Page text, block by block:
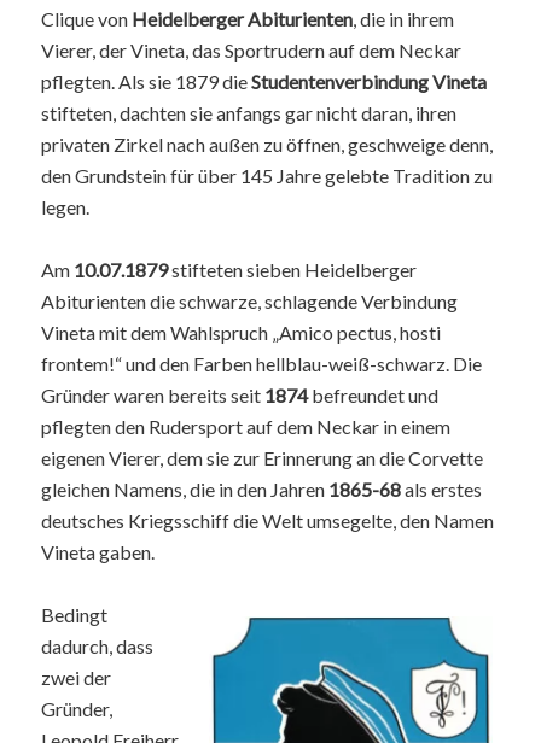
Clique von Heidelberger Abiturienten , die in ihrem
Vierer, der Vineta, das Sportrudern auf dem Neckar
pflegten. Als sie 1879 dieStudentenverbindung Vineta
stifteten, dachten sie anfangs gar nicht daran, ihren
privaten Zirkel nach außen zu öffnen, geschweige denn,
den Grundstein für über 145 Jahre gelebte Tradition zu
legen.
Am 10.07.1879stifteten sieben Heidelberger
Abiturienten die schwarze, schlagende Verbindung
Vineta mit dem Wahlspruch „Amico pectus, hosti
frontem!“ und den Farben hellblau-weiß-schwarz. Die
Gründer waren bereits seit 1874befreundet und
pflegten den Rudersport auf dem Neckar in einem
eigenen Vierer, dem sie zur Erinnerung an die Corvette
gleichen Namens, die in den Jahren 1865-68als erstes
deutsches Kriegsschiff die Welt umsegelte, den Namen
Vineta gaben.
Bedingt
dadurch, dass
zwei der
Gründer,